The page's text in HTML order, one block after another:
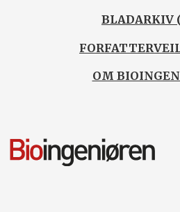
BLADARKIV
OM